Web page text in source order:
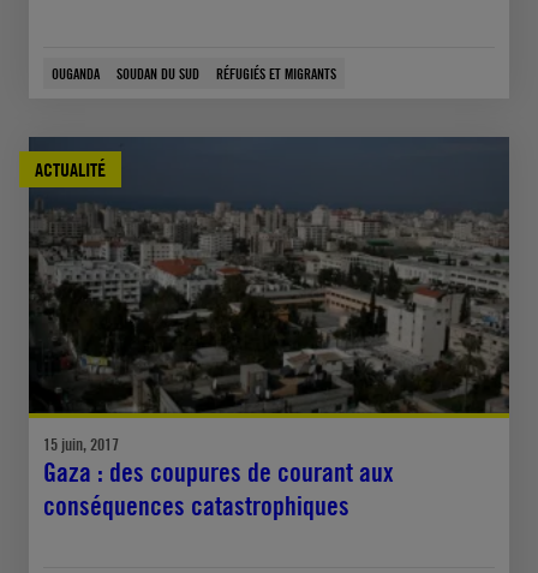
OUGANDA SOUDAN DU SUD RÉFUGIÉS ET MIGRANTS
ACTUALITÉ
15 juin, 2017
Gaza : des coupures de courant aux
conséquences catastrophiques